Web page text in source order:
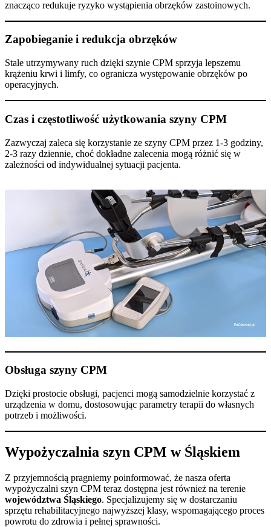
znacząco redukuje ryzyko wystąpienia obrzęków zastoinowych.
Zapobieganie i redukcja obrzęków
Stale utrzymywany ruch dzięki szynie CPM sprzyja lepszemu
krążeniu krwi i limfy, co ogranicza występowanie obrzęków po
operacyjnych.
Czas i częstotliwość użytkowania szyny CPM
Zazwyczaj zaleca się korzystanie ze szyny CPM przez 1-3 godziny,
2-3 razy dziennie, choć dokładne zalecenia mogą różnić się w
zależności od indywidualnej sytuacji pacjenta.
Obsługa szyny CPM
Dzięki prostocie obsługi, pacjenci mogą samodzielnie korzystać z
urządzenia w domu, dostosowując parametry terapii do własnych
potrzeb i możliwości.
Wypożyczalnia szyn CPM w Śląskiem
Z przyjemnością pragniemy poinformować, że nasza oferta
wypożyczalni szyn CPM teraz dostępna jest również na terenie
województwa Śląskiego. Specjalizujemy się w dostarczaniu
sprzętu rehabilitacyjnego najwyższej klasy, wspomagającego proces
powrotu do zdrowia i pełnej sprawności.